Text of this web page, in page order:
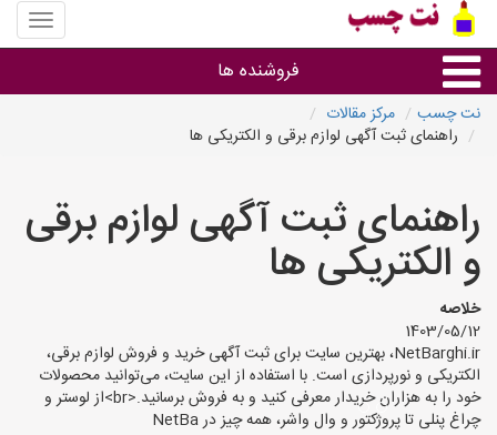
منوی
سایت
چسب
فروشنده ها
گروه ها
استان ها
نت چسب
مرکز مقالات
راهنمای ثبت آگهی لوازم برقی و الکتریکی ها
راهنمای ثبت آگهی لوازم برقی
و الکتریکی ها
خلاصه
1403/05/12
NetBarghi.ir، بهترین سایت برای ثبت آگهی خرید و فروش لوازم برقی،
الکتریکی و نورپردازی است. با استفاده از این سایت، می‌توانید محصولات
خود را به هزاران خریدار معرفی کنید و به فروش برسانید.<br>از لوستر و
چراغ پنلی تا پروژکتور و وال واشر، همه چیز در NetBa